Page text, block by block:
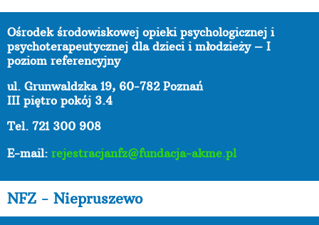
Ośrodek środowiskowej opieki psychologicznej i
psychoterapeutycznej dla dzieci i młodzieży – I
poziom referencyjny
ul. Grunwaldzka 19, 60-782 Poznań
III piętro pokój 3.4
Tel. 721 300 908
E-mail: rejestracjanfz@fundacja-akme.pl
NFZ - Niepruszewo